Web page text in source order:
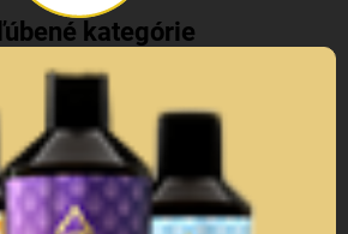
kategórie